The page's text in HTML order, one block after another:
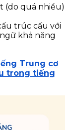
(do quá nhiều)
trúc cấu với
khả năng
Trung cơ
trong tiếng